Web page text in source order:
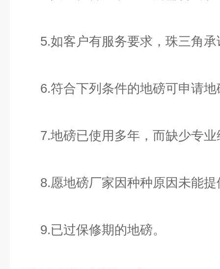
5.如客户有服务要求，珠三角承
6.符合下列条件的地磅可申请地
7.地磅已使用多年，而缺少专业
8.愿地磅厂家因种种原因未能提
9.已过保修期的地磅。